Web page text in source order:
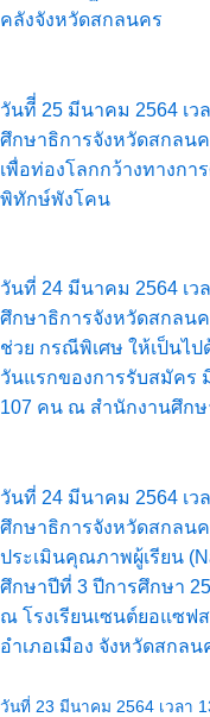
คลังจังหวัดสกลนคร
วันทีี่ 25 มีนาคม 2564 เว
ศึกษาธิการจังหวัดสกลน
เพื่อท่องโลกกว้างทางก
พิทักษ์พังโคน
วันที่ 24 มีนาคม 2564 เว
ศึกษาธิการจังหวัดสกลน
ช่วย กรณีพิเศษ ให้เป็นไป
วันแรกของการรับสมัคร
107 คน ณ สำนักงานศึก
วันที่ 24 มีนาคม 2564 เว
ศึกษาธิการจังหวัดสกลน
ประเมินคุณภาพผู้เรียน
ศึกษาปีที่ 3 ปีการศึกษา
ณ โรงเรียนเซนต์ยอแซฟ
อำเภอเมือง จังหวัดสกลน
วันที่ 23 มีนาคม 2564 เวลา